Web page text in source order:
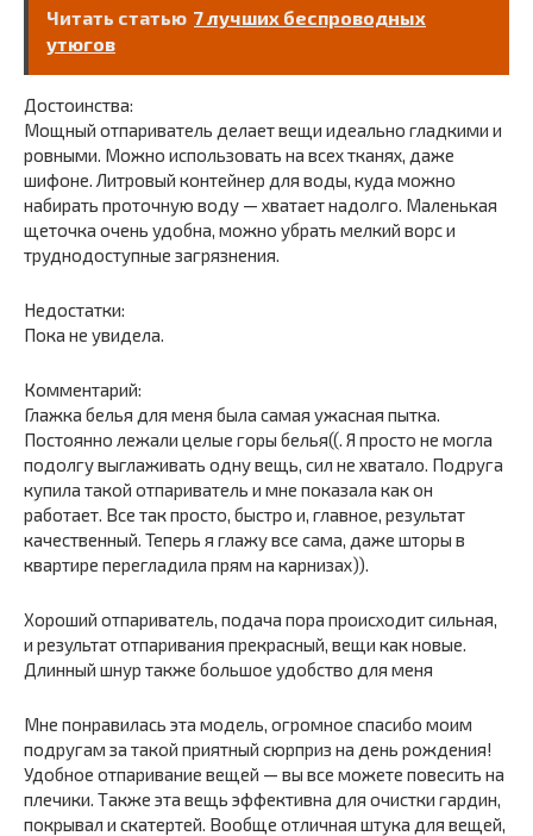
Читать статью 7 лучших беспроводных
утюгов
Достоинства:
Мощный отпариватель делает вещи идеально гладкими и
ровными. Можно использовать на всех тканях, даже
шифоне. Литровый контейнер для воды, куда можно
набирать проточную воду — хватает надолго. Маленькая
щеточка очень удобна, можно убрать мелкий ворс и
труднодоступные загрязнения.
Недостатки:
Пока не увидела.
Комментарий:
Глажка белья для меня была самая ужасная пытка.
Постоянно лежали целые горы белья((. Я просто не могла
подолгу выглаживать одну вещь, сил не хватало. Подруга
купила такой отпариватель и мне показала как он
работает. Все так просто, быстро и, главное, результат
качественный. Теперь я глажу все сама, даже шторы в
квартире перегладила прям на карнизах)).
Хороший отпариватель, подача пора происходит сильная,
и результат отпаривания прекрасный, вещи как новые.
Длинный шнур также большое удобство для меня
Мне понравилась эта модель, огромное спасибо моим
подругам за такой приятный сюрприз на день рождения!
Удобное отпаривание вещей — вы все можете повесить на
плечики. Также эта вещь эффективна для очистки гардин,
покрывал и скатертей. Вообще отличная штука для вещей,